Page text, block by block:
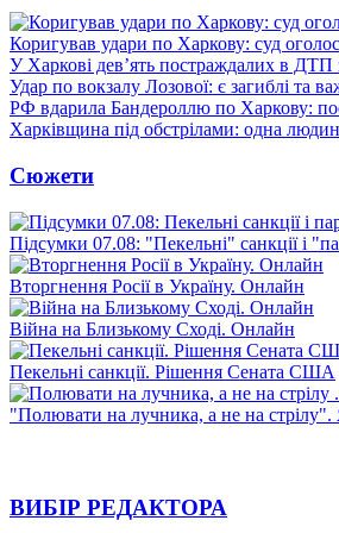
Коригував удари по Харкову: суд
У Харкові дев’ять постраждалих в ДТП
Удар по вокзалу Лозової: є загиблі та
РФ вдарила Бандероллю по Харкову:
Харківщина під обстрілами: одна
Сюжети
Підсумки 07.08: "Пекельні" санкції і
Вторгнення Росії в Україну. Онлайн
Війна на Близькому Сході. Онлайн
Пекельні санкції. Рішення Сената США
"Полювати на лучника, а не на стрілу".
ВИБІР РЕДАКТОРА